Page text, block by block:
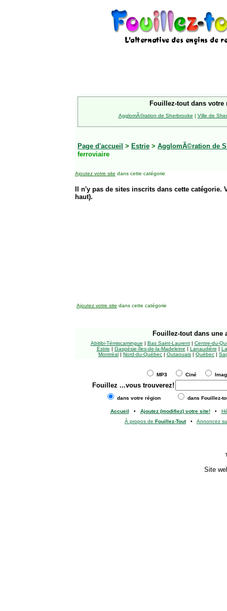
Fouillez-tout dans votre
AgglomÃ©ration de Sherbrooke | Ville de
Page d'accueil > Estrie > AgglomÃ©ration de
ferroviaire
Ajoutez votre site dans cette catégorie
Il n'y pas de sites inscrits dans cette
haut).
Ajoutez votre site dans cette catégorie
Fouillez-tout dans une
Abitibi-Témiscamingue | Bas Saint-Laurent| Centre-du-
Estrie | Gaspésie-Îles-de-la-Madeleine | Lanaudière |
Montréal | Nord-du-Québec | Outaouais | Québec |
MP3 Ciné
Fouillez ...vous trouverez!
dans votre région dans Fouillez-
Accueil • Ajoutez (modifiez) votre site!•
À propos de Fouillez-Tout• Annoncez
Site